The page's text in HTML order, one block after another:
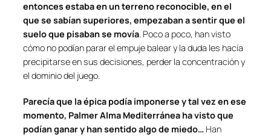
entonces estaba en un terreno reconocible, en el
que se sabían superiores, empezaban a sentir que el
suelo que pisaban se movía. Poco a poco, han visto
cómo no podían parar el empuje balear y la duda les hacía
precipitarse en sus decisiones, perder la concentración y
el dominio del juego.
Parecía que la épica podía imponerse y tal vez en ese
momento, Palmer Alma Mediterránea ha visto que
podían ganar y han sentido algo de miedo… Han